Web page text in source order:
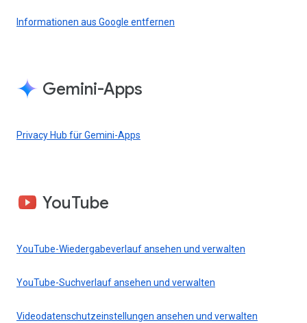
Informationen aus Google entfernen
Gemini-Apps
Privacy Hub für Gemini-Apps
YouTube
YouTube-Wiedergabeverlauf ansehen und verwalten
YouTube-Suchverlauf ansehen und verwalten
Videodatenschutzeinstellungen ansehen und verwalten